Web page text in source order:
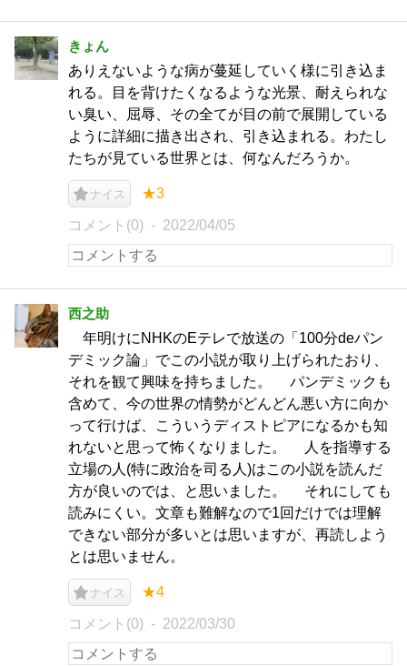
きょん
ありえないような病が蔓延していく様に引き込ま
れる。目を背けたくなるような光景、耐えられな
い臭い、屈辱、その全てが目の前で展開している
ように詳細に描き出され、引き込まれる。わたし
たちが見ている世界とは、何なんだろうか。
ナイス ★3
コメント(0) 2022/04/05
西之助
年明けにNHKのEテレで放送の「100分deパン
デミック論」でこの小説が取り上げられたおり、
それを観て興味を持ちました。 パンデミックも
含めて、今の世界の情勢がどんどん悪い方に向か
って行けば、こういうディストピアになるかも知
れないと思って怖くなりました。 人を指導する
立場の人(特に政治を司る人)はこの小説を読んだ
方が良いのでは、と思いました。 それにしても
読みにくい。文章も難解なので1回だけでは理解
できない部分が多いとは思いますが、再読しよう
とは思いません。
ナイス ★4
コメント(0) 2022/03/30